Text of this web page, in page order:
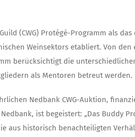
(CWG) Protégé-Programm als
Weinsektors etabliert. Von den
berücksichtigt die
als Mentoren betreut werden.
Nedbank CWG-Auktion,
ist begeistert: „Das Buddy
aus historisch benachteiligten